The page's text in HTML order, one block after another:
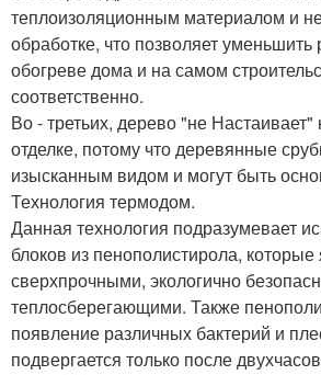
теплоизоляционным материалом и
обработке, что позволяет уменьшить
обогреве дома и на самом
соответственно.
Во - третьих, дерево "не Настаивает"
отделке, потому что деревянные
изысканным видом и могут быть
Технология термодом.
Данная технология подразумевает
блоков из пенополистирола,
сверхпрочными, экологично
теплосберегающими. Также
появление различных бактерий и
подвергается только после